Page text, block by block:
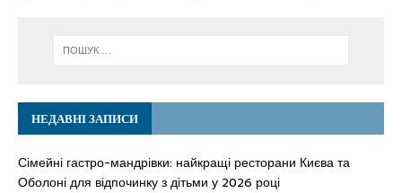
НЕДАВНІ ЗАПИСИ
Сімейні гастро-мандрівки: найкращі ресторани Києва та
Оболоні для відпочинку з дітьми у 2026 році